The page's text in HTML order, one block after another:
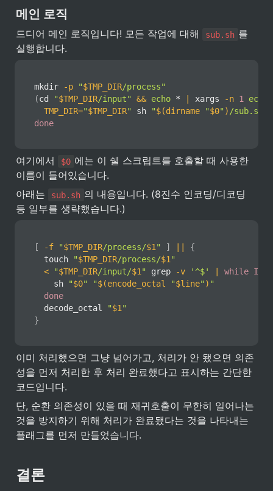
메인 로직
드디어 메인 로직입니다! 모든 작업에 대해 sub.sh 를
실행합니다.
mkdir -p "$TMP_DIR/process"
(cd "$TMP_DIR/input" && echo * xargs -n 1 echo
TMP_DIR="$TMP_DIR" sh "$(dirname "$0" )/sub.sh"
done
여기에서 $0 에는 이 쉘 스크립트를 호출할 때 사용한
이름이 들어있습니다.
아래는
sub.sh 의 내용입니다. (8진수 인코딩/디코딩
등 일부를 생략했습니다.)
[ -f "$TMP_DIR/process/$1" ]
{
touch
"$TMP_DIR/process/$1"
<
"$TMP_DIR/input/$1" grep -v '^$' while IFS
sh
"$0" "$(encode_octal "$line" ) "
done
  decode_octal
"$1"
}
이미 처리했으면 그냥 넘어가고, 처리가 안 됐으면 의존
성을 먼저 처리한 후 처리 완료했다고 표시하는 간단한
코드입니다.
단, 순환 의존성이 있을 때 재귀호출이 무한히 일어나는
것을 방지하기 위해 처리가 완료됐다는 것을 나타내는
플래그를 먼저 만들었습니다.
결론